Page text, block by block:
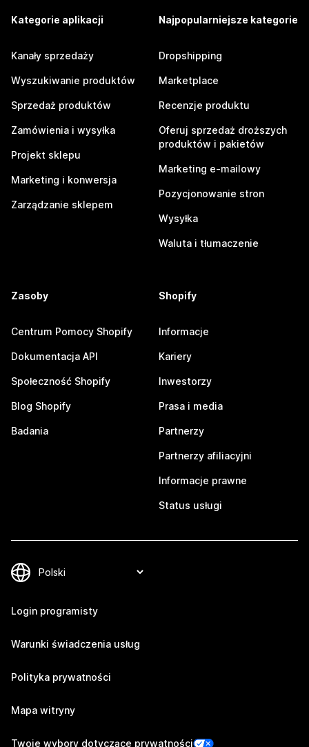
Kategorie aplikacji
Kanały sprzedaży
Wyszukiwanie produktów
Sprzedaż produktów
Zamówienia i wysyłka
Projekt sklepu
Marketing i konwersja
Zarządzanie sklepem
Najpopularniejsze kategorie
Dropshipping
Marketplace
Recenzje produktu
Oferuj sprzedaż droższych
produktów i pakietów
Marketing e-mailowy
Pozycjonowanie stron
Wysyłka
Waluta i tłumaczenie
Zasoby
Centrum Pomocy Shopify
Dokumentacja API
Społeczność Shopify
Blog Shopify
Badania
Shopify
Informacje
Kariery
Inwestorzy
Prasa i media
Partnerzy
Partnerzy afiliacyjni
Informacje prawne
Status usługi
Login programisty
Warunki świadczenia usług
Polityka prywatności
Mapa witryny
Twoje wybory dotyczące prywatności